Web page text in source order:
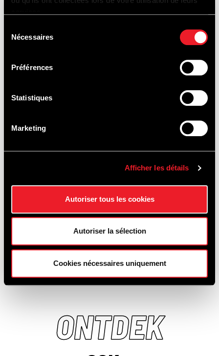
Nécessaires
Préférences
Statistiques
Marketing
Afficher les détails
Autoriser tous les cookies
Autoriser la sélection
Cookies nécessaires uniquement
ELMS - 4 HOURS OF SPA
- FRANCORCHAMPS
21-22-23AUGUSTUS
2026
ONTDEK